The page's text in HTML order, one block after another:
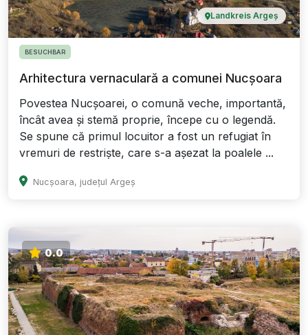
Landkreis Argeș
BESUCHBAR
Arhitectura vernaculară a comunei Nucșoara
Povestea Nucșoarei, o comună veche, importantă,
încât avea și stemă proprie, începe cu o legendă.
Se spune că primul locuitor a fost un refugiat în
vremuri de restriște, care s-a așezat la poalele ...
Nucșoara, județul Argeș
0.0